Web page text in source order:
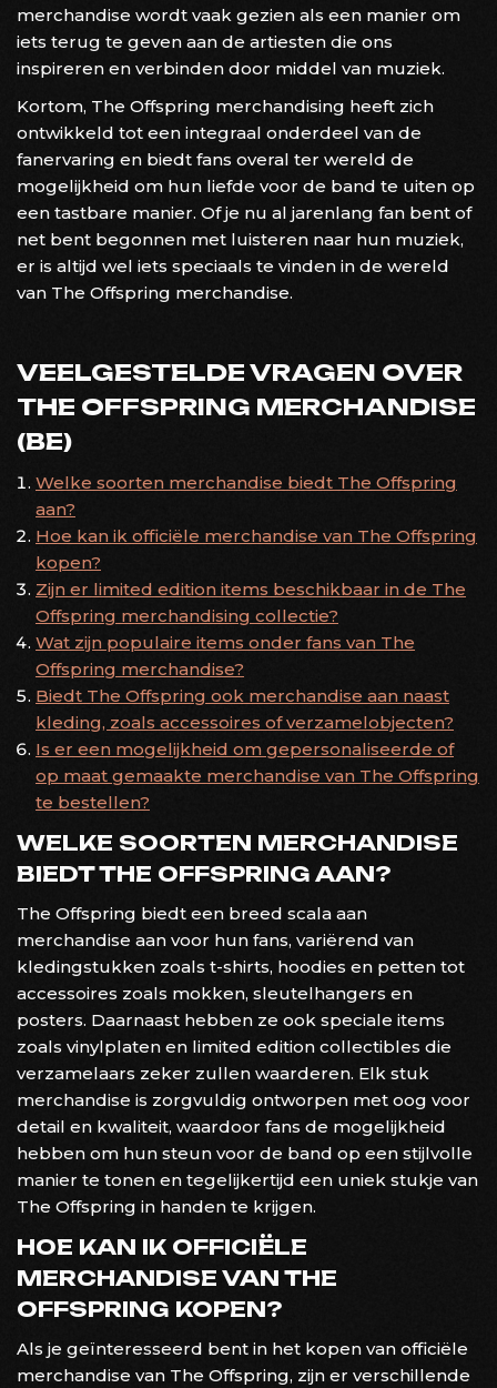
merchandise wordt vaak gezien als een manier om
iets terug te geven aan de artiesten die ons
inspireren en verbinden door middel van muziek.
Kortom, The Offspring merchandising heeft zich
ontwikkeld tot een integraal onderdeel van de
fanervaring en biedt fans overal ter wereld de
mogelijkheid om hun liefde voor de band te uiten op
een tastbare manier. Of je nu al jarenlang fan bent of
net bent begonnen met luisteren naar hun muziek,
er is altijd wel iets speciaals te vinden in de wereld
van The Offspring merchandise.
VEELGESTELDE VRAGEN OVER
THE OFFSPRING MERCHANDISE
(BE)
Welke soorten merchandise biedt The Offspring
aan?
Hoe kan ik officiële merchandise van The Offspring
kopen?
Zijn er limited edition items beschikbaar in de The
Offspring merchandising collectie?
Wat zijn populaire items onder fans van The
Offspring merchandise?
Biedt The Offspring ook merchandise aan naast
kleding, zoals accessoires of verzamelobjecten?
Is er een mogelijkheid om gepersonaliseerde of
op maat gemaakte merchandise van The Offspring
te bestellen?
WELKE SOORTEN MERCHANDISE
BIEDT THE OFFSPRING AAN?
The Offspring biedt een breed scala aan
merchandise aan voor hun fans, variërend van
kledingstukken zoals t-shirts, hoodies en petten tot
accessoires zoals mokken, sleutelhangers en
posters. Daarnaast hebben ze ook speciale items
zoals vinylplaten en limited edition collectibles die
verzamelaars zeker zullen waarderen. Elk stuk
merchandise is zorgvuldig ontworpen met oog voor
detail en kwaliteit, waardoor fans de mogelijkheid
hebben om hun steun voor de band op een stijlvolle
manier te tonen en tegelijkertijd een uniek stukje van
The Offspring in handen te krijgen.
HOE KAN IK OFFICIËLE
MERCHANDISE VAN THE
OFFSPRING KOPEN?
Als je geïnteresseerd bent in het kopen van officiële
merchandise van The Offspring, zijn er verschillende